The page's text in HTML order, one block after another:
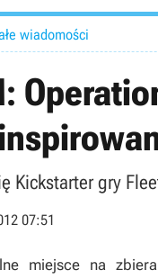
wiadomości
Kickstarter gry
07:51
miejsce na